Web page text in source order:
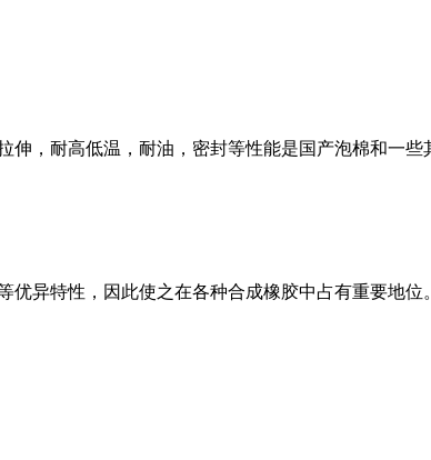
，耐高低温，耐油，密封等性能是国产泡棉和一些
异特性，因此使之在各种合成橡胶中占有重要地位。